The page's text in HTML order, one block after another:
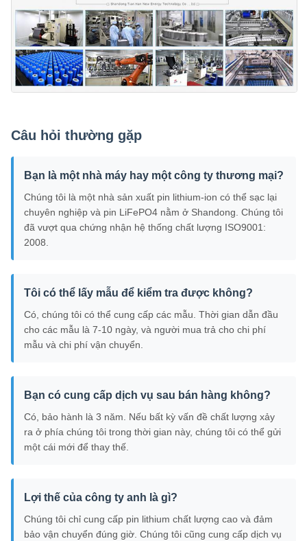
Câu hỏi thường gặp
Bạn là một nhà máy hay một công ty thương mại?
Chúng tôi là một nhà sản xuất pin lithium-ion có thể sạc lại
chuyên nghiệp và pin LiFePO4 nằm ở Shandong. Chúng tôi
đã vượt qua chứng nhận hệ thống chất lượng ISO9001:
2008.
Tôi có thể lấy mẫu để kiểm tra được không?
Có, chúng tôi có thể cung cấp các mẫu. Thời gian dẫn đầu
cho các mẫu là 7-10 ngày, và người mua trả cho chi phí
mẫu và chi phí vận chuyển.
Bạn có cung cấp dịch vụ sau bán hàng không?
Có, bảo hành là 3 năm. Nếu bất kỳ vấn đề chất lượng xảy
ra ở phía chúng tôi trong thời gian này, chúng tôi có thể gửi
một cái mới để thay thế.
Lợi thế của công ty anh là gì?
Chúng tôi chỉ cung cấp pin lithium chất lượng cao và đảm
bảo vận chuyển đúng giờ. Chúng tôi cũng cung cấp dịch vụ